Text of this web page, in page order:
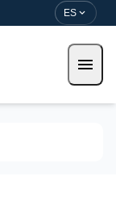
ES expand_more
menu